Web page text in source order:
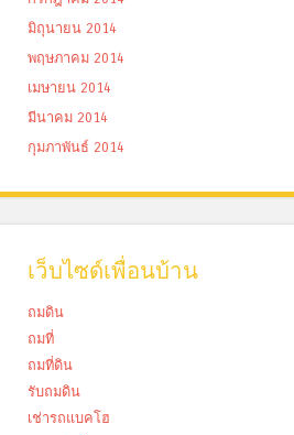
มิถุนายน 2014
พฤษภาคม 2014
เมษายน 2014
มีนาคม 2014
กุมภาพันธ์ 2014
เว็บไซด์เพื่อนบ้าน
ถมดิน
ถมที่
ถมที่ดิน
รับถมดิน
เช่ารถแบคโฮ